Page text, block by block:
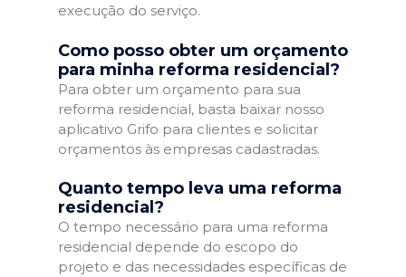
execução do serviço.
Como posso obter um orçamento
para minha reforma residencial?
Para obter um orçamento para sua
reforma residencial, basta baixar nosso
aplicativo Grifo para clientes e solicitar
orçamentos às empresas cadastradas.
Quanto tempo leva uma reforma
residencial?
O tempo necessário para uma reforma
residencial depende do escopo do
projeto e das necessidades específicas de